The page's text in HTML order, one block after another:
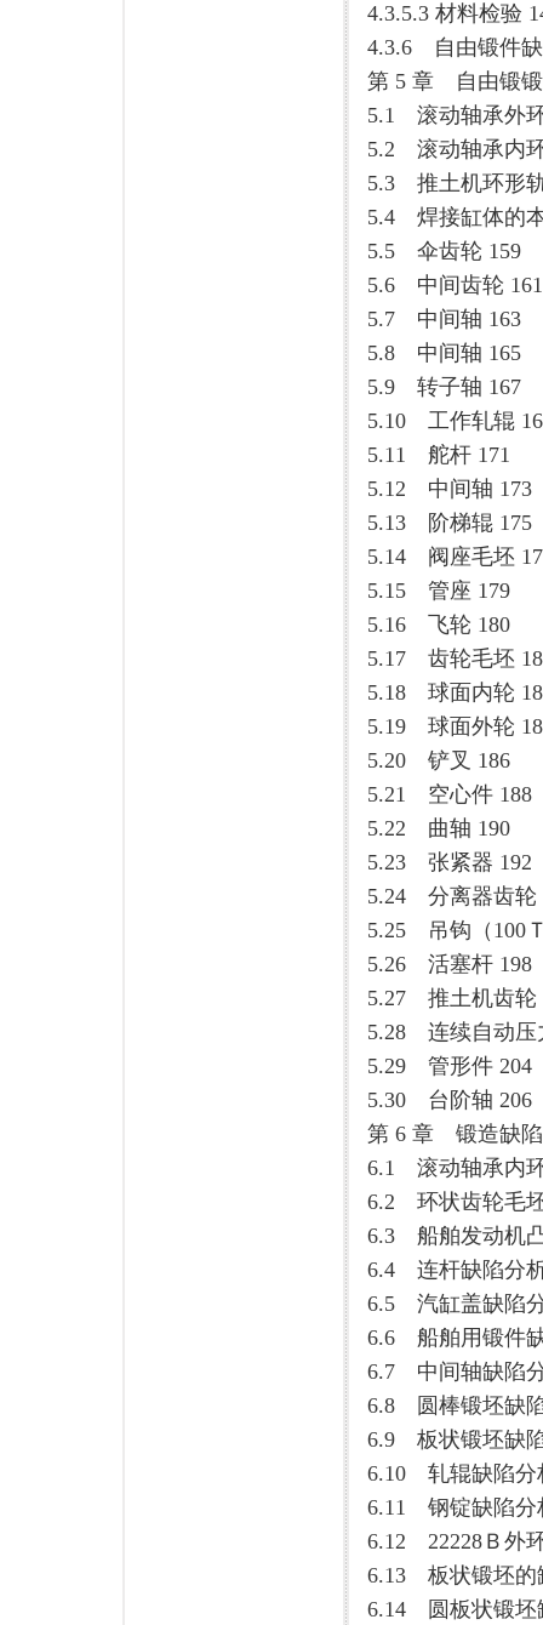
4.3.5.3 材料检验
4.3.6 自由锻件缺
第 5 章 自由锻锻
5.1 滚动轴承外
5.2 滚动轴承内
5.3 推土机环形
5.4 焊接缸体的
5.5 伞齿轮 159
5.6 中间齿轮 161
5.7 中间轴 163
5.8 中间轴 165
5.9 转子轴 167
5.10 工作轧辊
5.11 舵杆 171
5.12 中间轴 173
5.13 阶梯辊 175
5.14 阀座毛坯
5.15 管座 179
5.16 飞轮 180
5.17 齿轮毛坯
5.18 球面内轮
5.19 球面外轮
5.20 铲叉 186
5.21 空心件 188
5.22 曲轴 190
5.23 张紧器 192
5.24 分离器齿轮
5.25 吊钩（100
5.26 活塞杆 198
5.27 推土机齿轮
5.28 连续自动压
5.29 管形件 204
5.30 台阶轴 206
第 6 章 锻造缺陷
6.1 滚动轴承内
6.2 环状齿轮毛
6.3 船舶发动机
6.4 连杆缺陷分
6.5 汽缸盖缺陷
6.6 船舶用锻件
6.7 中间轴缺陷
6.8 圆棒锻坯缺
6.9 板状锻坯缺
6.10 轧辊缺陷分
6.11 钢锭缺陷分
6.12 22228Ｂ外
6.13 板状锻坯的
6.14 圆板状锻坯